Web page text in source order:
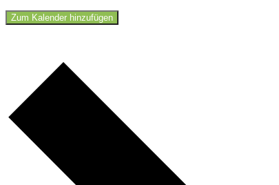
Zum Kalender hinzufügen